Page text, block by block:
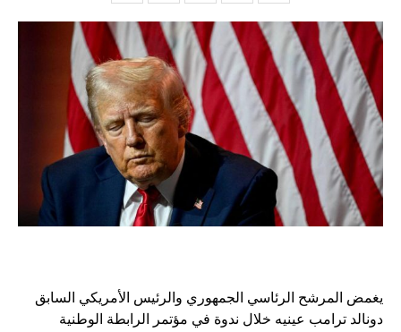
يغمض المرشح الرئاسي الجمهوري والرئيس الأمريكي السابق
دونالد ترامب عينيه خلال ندوة في مؤتمر الرابطة الوطنية